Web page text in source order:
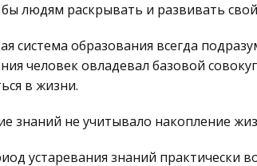
людям раскрывать и развивать
система образования всегда
человек овладевал базовой
в жизни.
знаний не учитывало накопление
устаревания знаний практически